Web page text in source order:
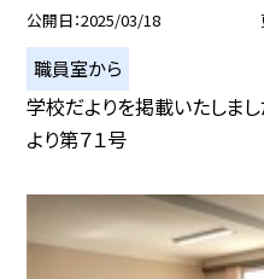
公開日 2025/03/18
職員室から
学校だよりを掲載いたしまし
より第７１号